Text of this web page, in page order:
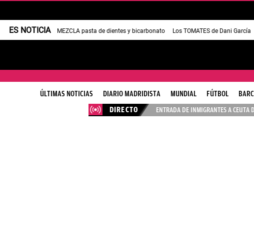
ES NOTICIA MEZCLA pasta de dientes y bicarbonato Los TOMATES de Dani García
ÚLTIMAS NOTICIAS DIARIO MADRIDISTA MUNDIAL FÚTBOL
DIRECTO
ENTRADA DE INMIGRANTES A CEUTA